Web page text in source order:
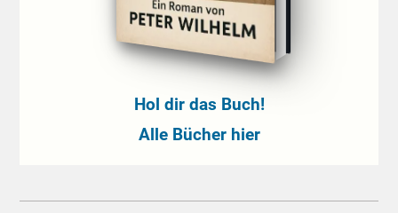
Hol dir das Buch!
Alle Bücher hier